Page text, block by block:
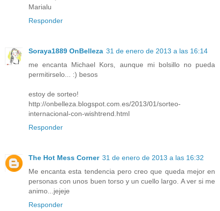
Marialu
Responder
Soraya1889 OnBelleza 31 de enero de 2013 a las 16:14
me encanta Michael Kors, aunque mi bolsillo no pueda
permitirselo... :) besos
estoy de sorteo!
http://onbelleza.blogspot.com.es/2013/01/sorteo-
internacional-con-wishtrend.html
Responder
The Hot Mess Corner 31 de enero de 2013 a las 16:32
Me encanta esta tendencia pero creo que queda mejor en
personas con unos buen torso y un cuello largo. A ver si me
animo...jejeje
Responder